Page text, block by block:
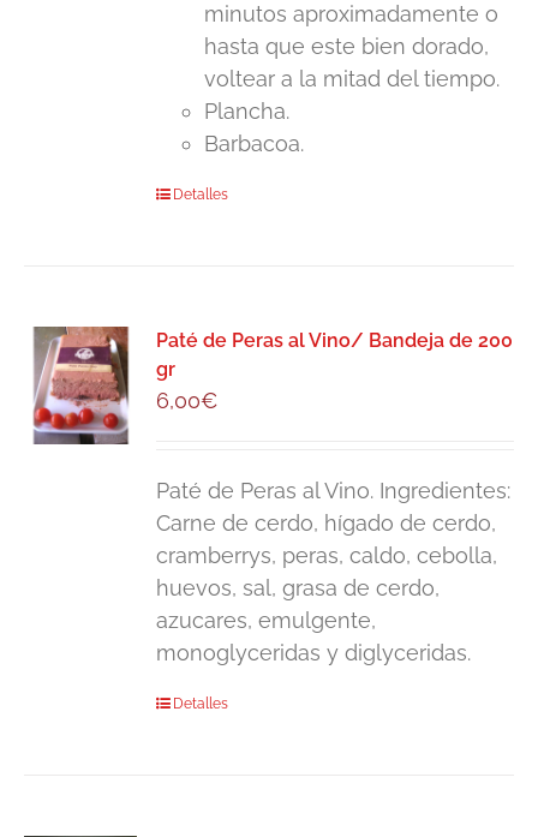
minutos aproximadamente o
hasta que este bien dorado,
voltear a la mitad del tiempo.
Plancha.
Barbacoa.
Detalles
Paté de Peras al Vino/ Bandeja de 200
gr
6,00€
Paté de Peras al Vino. Ingredientes:
Carne de cerdo, hígado de cerdo,
cramberrys, peras, caldo, cebolla,
huevos, sal, grasa de cerdo,
azucares, emulgente,
monoglyceridas y diglyceridas.
Detalles